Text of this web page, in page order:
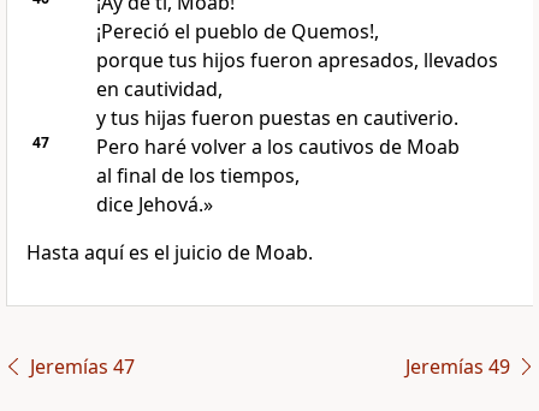
¡Pereció el pueblo de Quemos!,
porque tus hijos fueron apresados, llevados
en cautividad,
y tus hijas fueron puestas en cautiverio.
47
Pero haré volver a los cautivos de Moab
al final de los tiempos,
dice Jehová.»
Hasta aquí es el juicio de Moab.
Jeremías 47 Jeremías 49